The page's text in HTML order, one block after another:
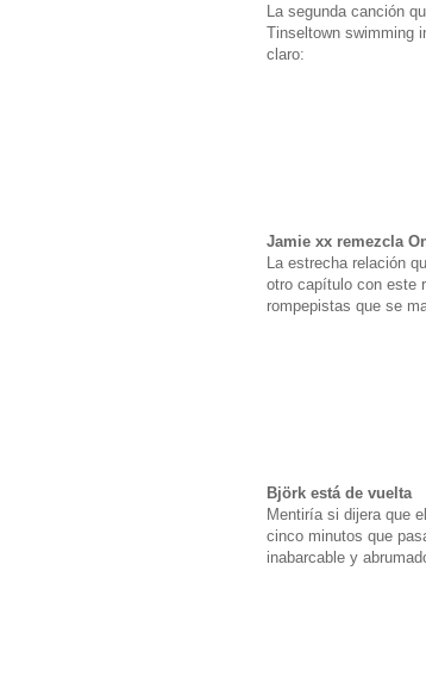
La segunda canción
Tinseltown swimming
claro:
Jamie xx remezcla
La estrecha relación
otro capítulo con este
rompepistas que se
Björk está de vuelta
Mentiría si dijera que
cinco minutos que
inabarcable y